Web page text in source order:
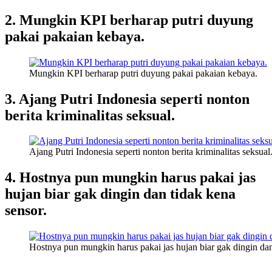
2. Mungkin KPI berharap putri duyung
pakai pakaian kebaya.
Mungkin KPI berharap putri duyung pakai pakaian kebaya.
3. Ajang Putri Indonesia seperti nonton
berita kriminalitas seksual.
Ajang Putri Indonesia seperti nonton berita kriminalitas seksual.
4. Hostnya pun mungkin harus pakai jas
hujan biar gak dingin dan tidak kena
sensor.
Hostnya pun mungkin harus pakai jas hujan biar gak dingin